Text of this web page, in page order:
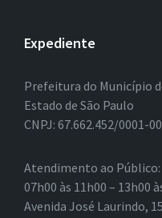
Expediente
Prefeitura do Município
Estado de São Paulo
CNPJ: 67.662.452/0001-00
Atendimento ao Público:
07h00 às 11h00 – 13h00
Avenida José Laurindo,